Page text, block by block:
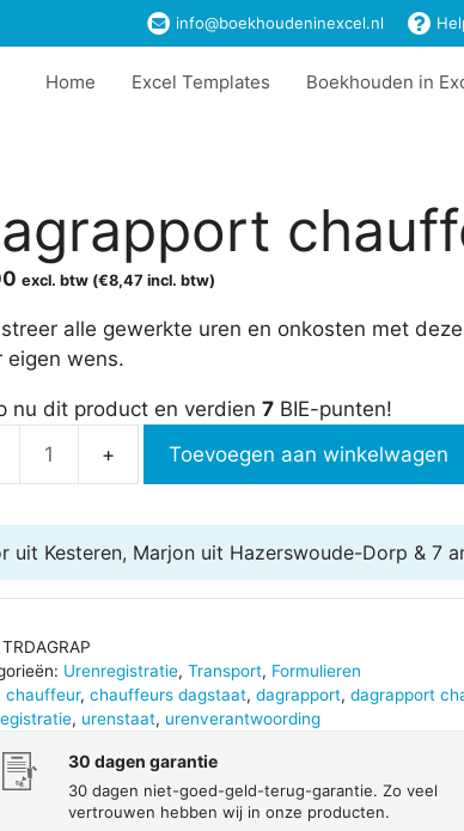
info@boekhoudeninexcel.nl
Home Excel Templates Boekhouden in
excl. btw (€8,47 incl. btw)
alle gewerkte uren en onkosten met
eigen wens.
nu dit product en verdien 7BIE-punten!
Toevoegen aan winkelwagen
uit Kesteren, Marjon uit Hazerswoude-Dorp & 7
TRDAGRAP
Urenregistratie, Transport, Formulieren
chauffeur, chauffeurs dagstaat, dagrapport, dagrapport
, urenstaat, urenverantwoording
30 dagen garantie
30 dagen niet-goed-geld-terug-garantie. Zo veel
vertrouwen hebben wij in onze producten.